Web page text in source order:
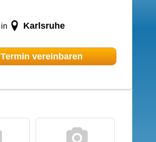
in Karlsruhe
Termin vereinbaren